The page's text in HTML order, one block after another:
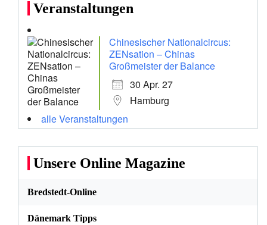
Veranstaltungen
Chinesischer Nationalcircus:
ZENsation – Chinas
Großmeister der Balance
30 Apr. 27
Hamburg
alle Veranstaltungen
Unsere Online Magazine
Bredstedt-Online
Dänemark Tipps